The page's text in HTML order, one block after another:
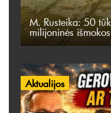
M. Rusteika: 50
milijoninės išmokos
Aktualijos